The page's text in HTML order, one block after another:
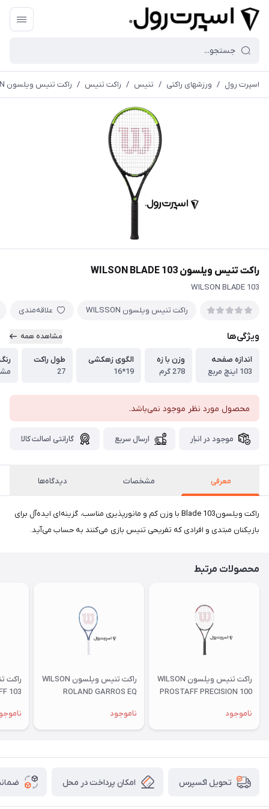
اسپرت رول / ورزشهای راکتی / تنیس / راکت تنیس / راكت تنيس ويلسون WILSSON
راکت تنیس ویلسون WILSON BLADE 103
WILSON BLADE 103
راكت تنيس ويلسون WILSSON علاقه‌مندی
ویژگی‌ها مشاهده همه
اندازه صفحه
103 اینچ مربع
وزن با زه
278 گرم
الگوی زهکشی
19*16
طول راکت
27
محصول مورد نظر موجود نمی‌باشد.
موجود در انبار ارسال سریع گارانتی اصالت کالا
معرفی مشخصات دیدگاه‌ها
راکت ویلسونBlade 103 با وزن کم و مانورپذیری مناسب، گزینه‌ای ایده‌‌آل برای
بازیکنان مبتدی و افرادی که تفریحی تنیس بازی می‌کنند به حساب می‌‌آید.
محصولات مرتبط
راکت تنیس ویلسون WILSON
PROSTAFF PRECISION 100
ناموجود
راکت تنیس ویلسون WILSON
ROLAND GARROS EQ
ناموجود
103
تحویل اکسپرس امکان پرداخت در محل